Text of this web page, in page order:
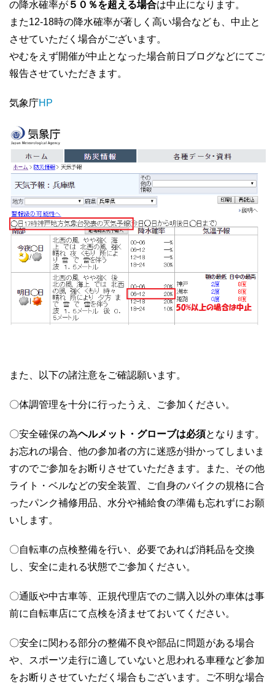
の降水確率が ５０％を超える場合は中止になります。
また12-18時の降水確率が著しく高い場合なども、中止と
させていただく場合がございます。
やむをえず開催が中止となった場合前日ブログなどにてご
報告させていただきます。
気象庁HP
また、以下の諸注意をご確認願います。
〇体調管理を十分に行ったうえ、ご参加ください。
〇安全確保の為ヘルメット・グローブは必須となります。
お忘れの場合、他の参加者の方に迷惑が掛かってしまいま
すのでご参加をお断りさせていただきます。また、その他
ライト・ベルなどの安全装置、ご自身のバイクの規格に合
ったパンク補修用品、水分や補給食の準備も忘れずにお願
いします。
〇自転車の点検整備を行い、必要であれば消耗品を交換
し、安全に走れる状態でご参加ください。
〇通販や中古車等、正規代理店でのご購入以外の車体は事
前に自転車店にて点検を済ませておいてください。
〇安全に関わる部分の整備不良や部品に問題がある場合
や、スポーツ走行に適していないと思われる車種など参加
をお断りさせていただく場合もございます。ご不明な場合